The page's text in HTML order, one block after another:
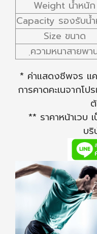
Weight น้ำหนัก
Capacity รองรับน้
Size ขนาด
ความหนาสายพา
* ค่าแสดงชีพจร แ
การคาดคะเนจากโ
** ราคาหน้าเวบ
บ